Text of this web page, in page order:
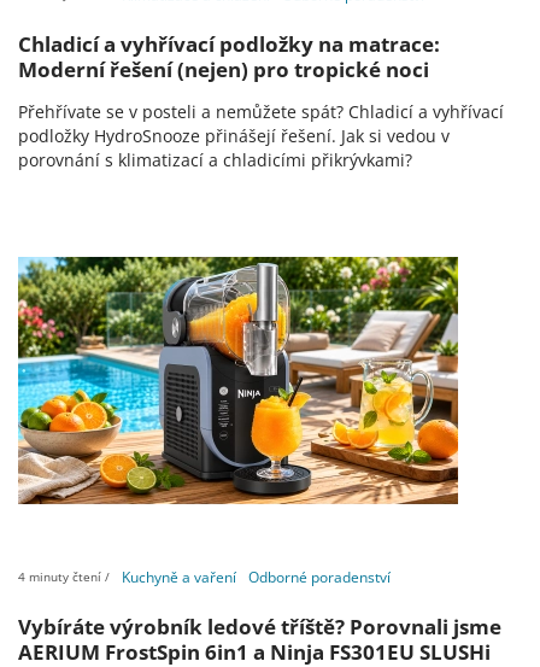
Chladicí a vyhřívací podložky na matrace:
Moderní řešení (nejen) pro tropické noci
Přehřívate se v posteli a nemůžete spát? Chladicí a vyhřívací
podložky HydroSnooze přinášejí řešení. Jak si vedou v
porovnání s klimatizací a chladicími přikrývkami?
4 minuty čtení / Kuchyně a vaření Odborné poradenství
Vybíráte výrobník ledové tříště? Porovnali jsme
AERIUM FrostSpin 6in1 a Ninja FS301EU SLUSHi